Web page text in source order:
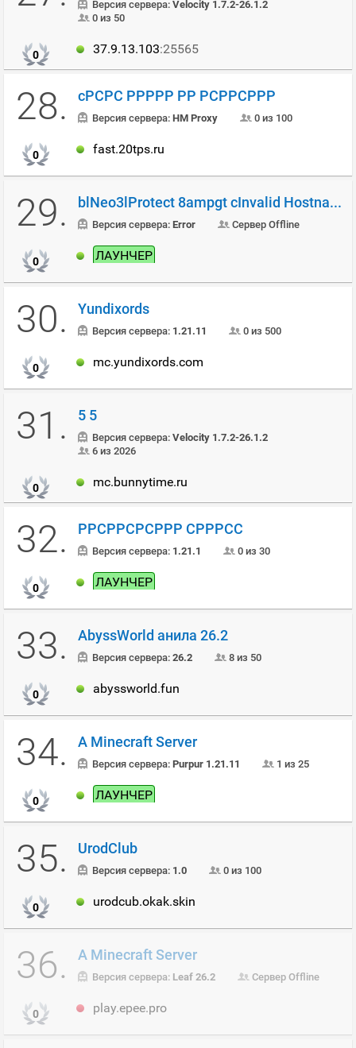
Версия сервера: Velocity 1.7.2-26.1.2
0 из 50
0 37.9.13.103:25565
28. cРСРС РРРРР РР РСРРСРРР
Версия сервера: HM Proxy 0 из 100
0 fast.20tps.ru
29. blNeo3lProtect 8ampgt cInvalid Hostname7Visit
Версия сервера: Error Сервер Offline
0 ЛАУНЧЕР
30. Yundixords
Версия сервера: 1.21.11 0 из 500
0 mc.yundixords.com
31. 5 5
Версия сервера: Velocity 1.7.2-26.1.2
6 из 2026
0 mc.bunnytime.ru
32. РРСРРСРСРРР СРРРСС
Версия сервера: 1.21.1 0 из 30
0 ЛАУНЧЕР
33. AbyssWorld анила 26.2
Версия сервера: 26.2 8 из 50
0 abyssworld.fun
34. A Minecraft Server
Версия сервера: Purpur 1.21.11 1 из 25
0 ЛАУНЧЕР
35. UrodClub
Версия сервера: 1.0 0 из 100
0 urodcub.okak.skin
36. A Minecraft Server
Версия сервера: Leaf 26.2 Сервер Offline
0 play.epee.pro